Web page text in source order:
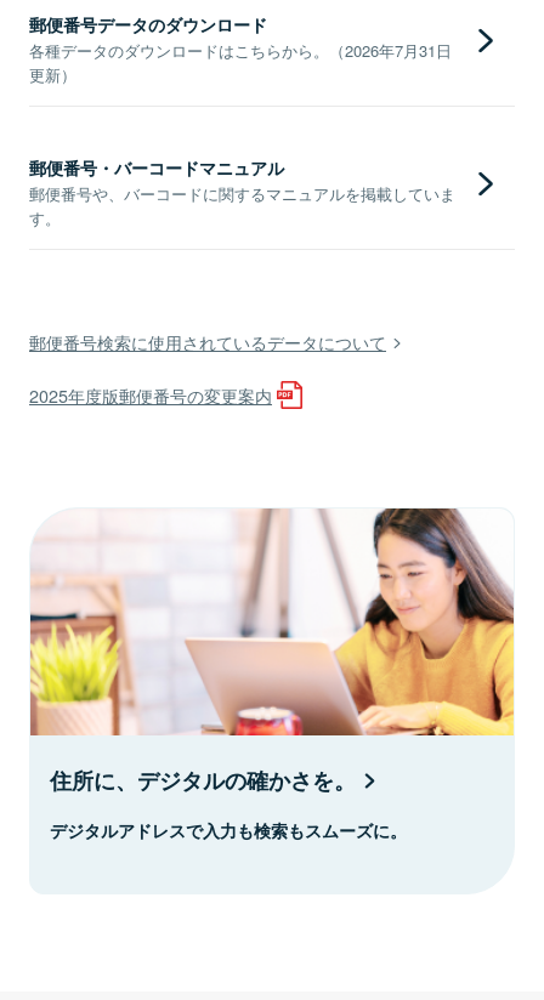
郵便番号データのダウンロード
各種データのダウンロードはこちらから。（2026年7月31日
更新）
郵便番号・バーコードマニュアル
郵便番号や、バーコードに関するマニュアルを掲載していま
す。
郵便番号検索に使用されているデータについて
2025年度版郵便番号の変更案内
住所に、デジタルの確かさを。
デジタルアドレスで入力も検索もスムーズに。